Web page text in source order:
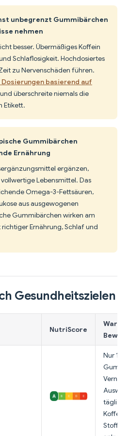
unbegrenzt Gummibärchen
nehmen
besser. Übermäßiges Koffein
Schlaflosigkeit. Hochdosiertes
zu Nervenschäden führen.
basierend auf
und überschreite niemals die
Etikett.
Gummibärchen
Ernährung
ergänzen,
Lebensmittel. Das
Omega-3-Fettsäuren,
aus ausgewogenen
Gummibärchen wirken am
Ernährung, Schlaf und
Gesundheitszielen
NutriScore
Nur 15
Koffein